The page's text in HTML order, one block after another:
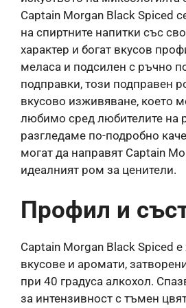
Captain Morgan Black Spiced
на спиртните напитки със
характер и богат вкусов
меласа и подсилен с ръчно
подправки, този подправен
вкусово изживяване, което
любимо сред любителите на
разгледаме по-подробно
могат да направят Captain
идеалният ром за ценители.
Профил и
Captain Morgan Black Spiced
вкусове и аромати,
при 40 градуса алкохол.
за интензивност с тъмен